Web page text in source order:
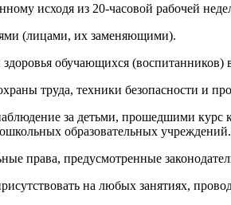
исходя из 20-часовой рабочей
(лицами, их заменяющими).
обучающихся (воспитанников)
труда, техники безопасности и
за детьми, прошедшими курс
образовательных учреждений.
права, предусмотренные
на любых занятиях,